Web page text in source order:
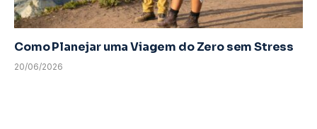
Como Planejar uma Viagem do Zero sem Stress
20/06/2026